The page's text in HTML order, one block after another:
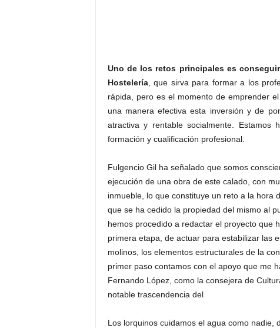
Uno de los retos principales es
Hostelería, que sirva para formar a los
rápida, pero es el momento de emprender
una manera efectiva esta inversión y de
atractiva y rentable socialmente. Estamos
formación y cualificación profesional.
Fulgencio Gil ha señalado que somos
ejecución de una obra de este calado, con
inmueble, lo que constituye un reto a la hora
que se ha cedido la propiedad del mismo al
hemos procedido a redactar el proyecto que
primera etapa, de actuar para estabilizar las
molinos, los elementos estructurales de la
primer paso contamos con el apoyo que me
Fernando López, como la consejera de
notable trascendencia del
Los lorquinos cuidamos el agua como nadie,